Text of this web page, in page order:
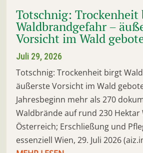
Totschnig:
Waldbrandgefahr –
Vorsicht im Wald
Juli 29, 2026
Totschnig: Trockenheit birgt
äußerste Vorsicht im Wald
Jahresbeginn mehr als 270
Waldbrände auf rund 230 Hektar
Österreich; Erschließung und
essenziell Wien, 29. Juli 2026